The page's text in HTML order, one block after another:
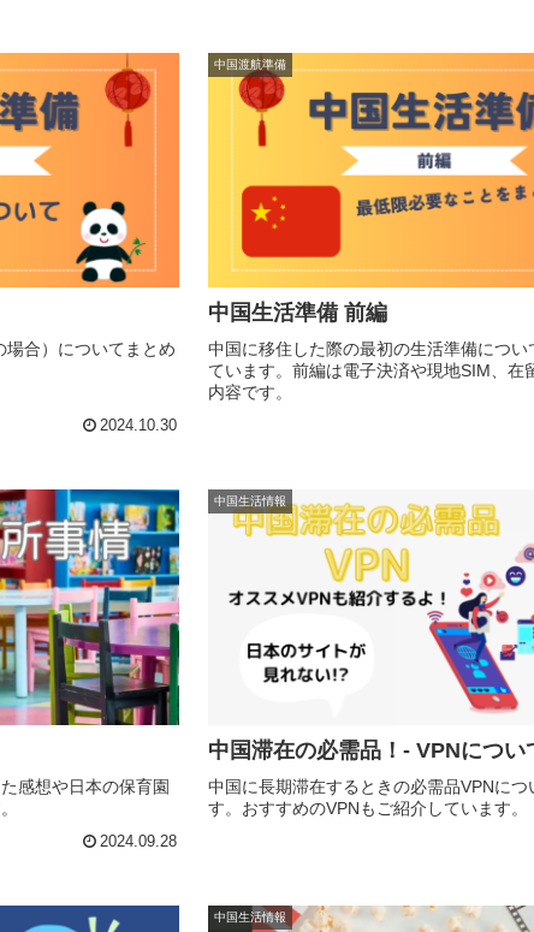
合）についてまとめ
2024.10.30
中国渡航準備
中国生活準備 前編
中国に移住した際の最初の生活準備につい
ています。前編は電子決済や現地SIM、在
内容です。
感想や日本の保育園
2024.09.28
中国生活情報
中国滞在の必需品！- VPNについ
中国に長期滞在するときの必需品VPNにつ
す。おすすめのVPNもご紹介しています。
中国生活情報